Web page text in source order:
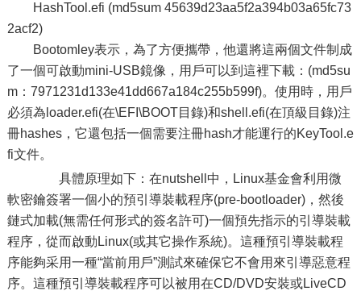
HashTool.efi (md5sum 45639d23aa5f2a394b03a65fc73
2acf2)
Bootomley表示，為了方便攜帶，他還將這兩個文件制成
了一個可啟動mini-USB鏡像，用戶可以到這裡下載：(md5su
m：7971231d133e41dd667a184c255b599f)。使用時，用戶
必須為loader.efi(在\EFI\BOOT目錄)和shell.efi(在頂級目錄)注
冊hashes，它還包括一個需要注冊hash才能運行的KeyTool.e
fi文件。
具體原理如下：在nutshell中，Linux基金會利用微
軟密鑰簽署一個小的預引導裝載程序(pre-bootloader)，然後
鏈式加載(無需任何形式的簽名許可)一個預先指示的引導裝載
程序，從而啟動Linux(或其它操作系統)。這種預引導裝載程
序能夠采用一種“當前用戶”測試來確保它不會用來引導惡意程
序。這種預引導裝載程序可以被用在CD/DVD安裝或LiveCD